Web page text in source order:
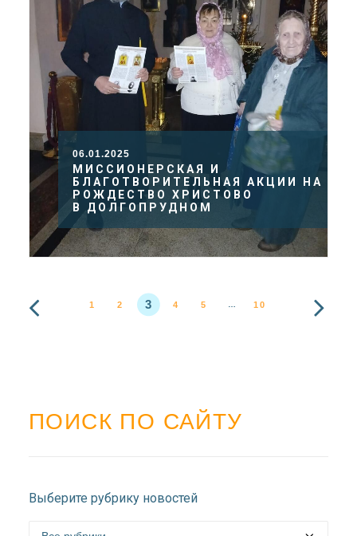
06.01.2025
МИССИОНЕРСКАЯ И
БЛАГОТВОРИТЕЛЬНАЯ АКЦИИ НА
РОЖДЕСТВО ХРИСТОВО
В ДОЛГОПРУДНОМ
1 2 3 4 5 … 10
ПОИСК ПО САЙТУ
Выберите рубрику новостей